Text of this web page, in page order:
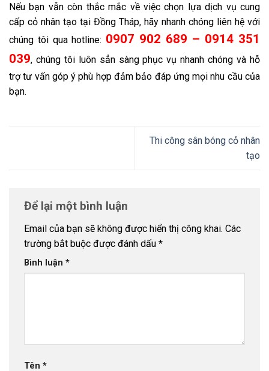
Nếu bạn vẫn còn thắc mắc về việc chọn lựa dịch vụ cung
cấp cỏ nhân tạo tại Đồng Tháp, hãy nhanh chóng liên hệ với
chúng tôi qua hotline: 0907 902 689 – 0914 351
039, chúng tôi luôn sẳn sàng phục vụ nhanh chóng và hỗ
trợ tư vấn góp ý phù hợp đảm bảo đáp ứng mọi nhu cầu của
bạn.
Thi công sân bóng cỏ nhân
tạo
Để lại một bình luận
Email của bạn sẽ không được hiển thị công khai. Các
trường bắt buộc được đánh dấu *
Bình luận *
Tên *